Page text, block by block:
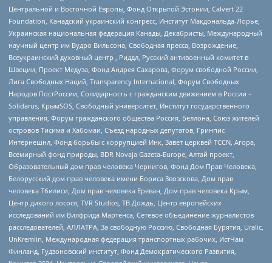
Центральной и Восточной Европы, Фонд Открытой Эстонии, Calvert 22
Foundation, Канадский украинский конгресс, Институт Макдональда-Лорье,
Украинская национальная федерация Канады, Декабристы, Международный
научный центр им Вудро Вильсона, Свободная пресса, Возрождение,
Всеукраинский духовный центр , Риддл, Русский антивоенный комитет в
Швеции, Проект Медуза, Фонд Андрея Сахарова, Форум свободной России,
Лига Свободных Наций, Transparеncy International, Форум Свободных
Народов ПостРоссии, Солидарность с гражданским движением в России –
Solidarus, КрымSOS, Свободный университет, Институт государственного
управления, Форум гражданского общества Россия, Беллона, Союз жителей
островов Тисима и Хабомаи, Съезд народных депутатов, Гринпис
Интернешнл, Фонд борьбы с коррупцией Инк, Завет церквей TCCN, Агора,
Всемирный фонд природы, BDR Novaja Gazeta-Europe, Алтай проект,
Образовательный дом прав человека Чернигов, Фонд Дом Прав Человека,
Белорусский дом прав человека имени Бориса Звозскова, Дом прав
человека Тбилиси, Дом прав человека Ереван, Дом прав человека Крым,
Центр дикого лосося, TVR Studios, ТВ Дождь, Центр европейских
исследований им Вилфрида Мартенса, Сетевое объединение журналистов
расследователей, АЛЛАТРА, За свободную Россию, Свободная Бурятия, Uralic,
UnKremlin, Международная федерация транспортных рабочих, ИстЧам
Финланд, Гудзоновский институт, Фонд Демократического Развития,